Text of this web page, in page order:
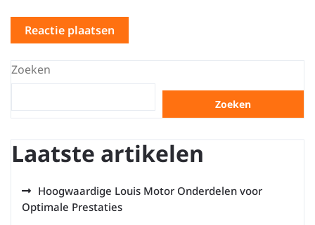
Zoeken
Zoeken
Laatste artikelen
Hoogwaardige Louis Motor Onderdelen voor
Optimale Prestaties